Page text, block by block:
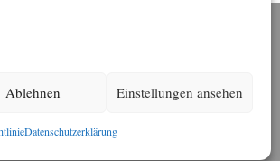
Ablehnen Einstellungen ansehen
Datenschutzerklärung
ersten zehn Jahre der
Die aktuelle
Zeitung zu finden